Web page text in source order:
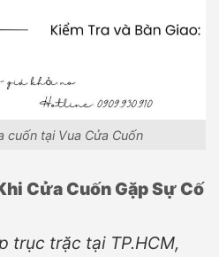
cuốn tại Vua Cửa Cuốn
Cửa Cuốn Gặp Sự Cố
trục trặc tại TP.HCM,